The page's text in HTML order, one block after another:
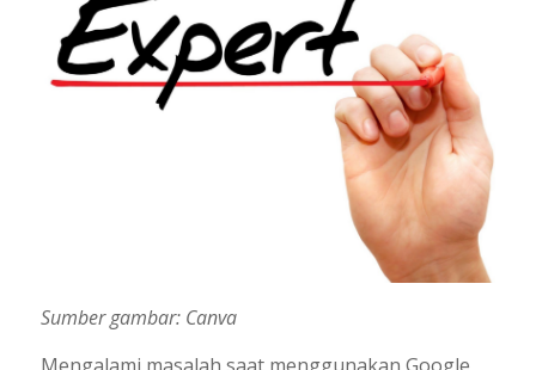
Sumber gambar: Canva
Mengalami masalah saat menggunakan Google